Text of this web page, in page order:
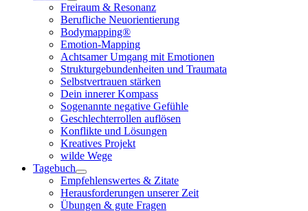
open
menu
Freiraum & Resonanz
Berufliche Neuorientierung
Bodymapping®
Emotion-Mapping
Achtsamer Umgang mit Emotionen
Strukturgebundenheiten und Traumata
Selbstvertrauen stärken
Dein innerer Kompass
Sogenannte negative Gefühle
Geschlechterrollen auflösen
Konflikte und Lösungen
Kreatives Projekt
wilde Wege
Tagebuch
open
menu
Empfehlenswertes & Zitate
Herausforderungen unserer Zeit
Übungen & gute Fragen